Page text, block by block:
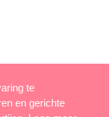
te
en gerichte